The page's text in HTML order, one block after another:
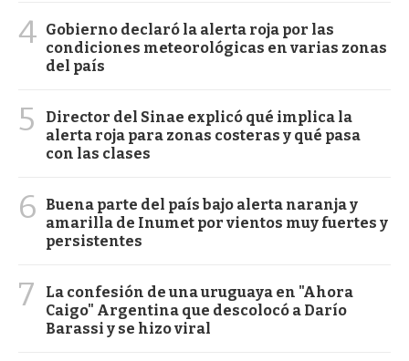
4 Gobierno declaró la alerta roja por las
condiciones meteorológicas en varias zonas
del país
5
Director del Sinae explicó qué implica la
alerta roja para zonas costeras y qué pasa
con las clases
6
Buena parte del país bajo alerta naranja y
amarilla de Inumet por vientos muy fuertes y
persistentes
7
La confesión de una uruguaya en "Ahora
Caigo" Argentina que descolocó a Darío
Barassi y se hizo viral